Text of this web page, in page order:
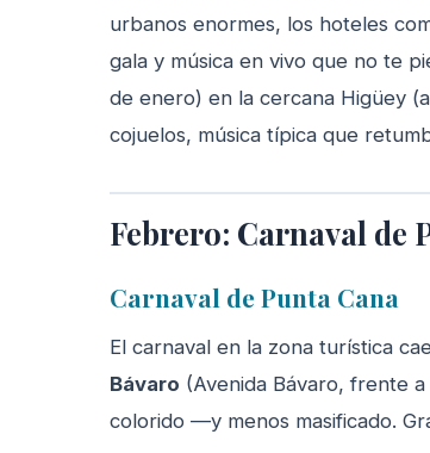
urbanos enormes, los hoteles
gala y música en vivo que no te
de enero) en la cercana Higüey
cojuelos, música típica que
Febrero: Carnaval de
Carnaval de Punta Cana
El carnaval en la zona turística
Bávaro (Avenida Bávaro, frente
colorido —y menos masificado.